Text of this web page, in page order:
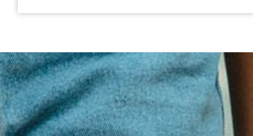
BAC PRO Métiers de l’électricité et de ses
BAC PRO
Plombier- Monteur/euse en installations thermiques et climatiques
Fiche formation